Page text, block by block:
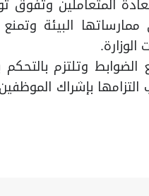
المتعاملين وتفوق
البيئة
وتلتزم
بإشراك